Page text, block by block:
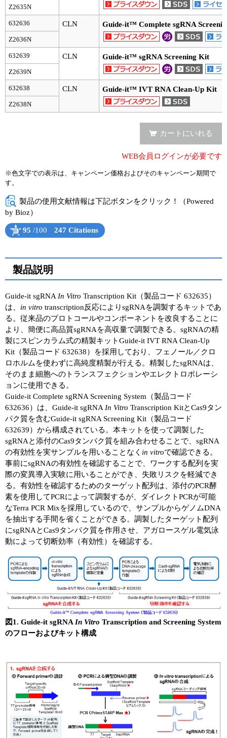
Z2635N
632636 CLN Guide-it™ Complete sgRNA
Z2636N
632639 CLN Guide-it™ sgRNA Screening Kit
Z2639N
632638 CLN Guide-it™ IVT RNA Clean-Up Kit
Z2638N
※色文字での表示は、キャンペーン価格およびそのキャンペーン期間で
す。
カートにいれる
WEB会員ログインが必要です
製品の使用文献情報は下記ボタンをクリック！（Powered
by Bioz）
95 /100 247 Citations
製品説明
Guide-it sgRNA In Vitro Transcription Kit（製品コード 632635）
は、 in vitro transcription反応によりsgRNAを調製するキットであ
る。従来品のプロトコールやコンポーネントを改良することに
より、簡便に高品質sgRNAを高収量で調製できる。sgRNAの精
製にスピンカラム式の精製キットGuide-it IVT RNA Clean-Up
Kit（製品コード 632638）を採用しており、フェノール／クロ
ロホルムを使わずに高純度精製が行える。精製したsgRNAは、
そのまま細胞へのトランスフェクションやエレクトロポレーシ
ョンに使用できる。
Guide-it Complete sgRNA Screening System（製品コード
632636）は、Guide-it sgRNA In Vitro Transcription KitとCas9タン
パク質を含むGuide-it sgRNA Screening Kit（製品コード
632639）から構成されている。本キットを使って調製した
sgRNAと添付のCas9タンパク質を組み合わせることで、sgRNA
の有効性を実サンプルを用いることなく in vitroで確認できる。
事前にsgRNAの有効性を確認することで、ワークする配列を実
際の変異導入実験に用いることができ、失敗リスクを軽減でき
る。有効性を確認するためのターゲット配列は、添付のPCR酵
素を使用してPCRによって調製するが、ダイレクトPCRが可能
なTerra PCR Mixを採用しているので、サンプルからゲノムDNA
を抽出する手間を省くことができる。調製したターゲット配列
にsgRNAとCas9タンパク質を作用させ、アガロースゲル電気泳
動によって切断効率（有効性）を確認する。
図1. Guide-it sgRNA In Vitro Transcription and Screening System
のフローおよびキット構成